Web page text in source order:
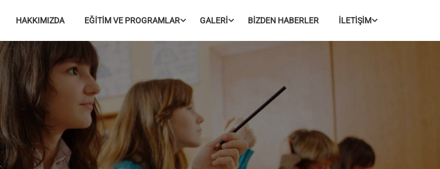
HAKKIMIZDA EĞİTİM VE PROGRAMLAR GALERİ BİZDEN HABERLER İLETİŞİM